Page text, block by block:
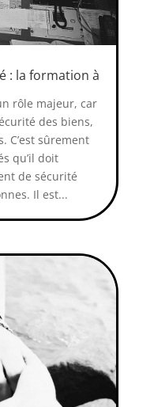
: la formation à
rôle majeur, car
des biens,
C’est sûrement
qu’il doit
de sécurité
Il est...